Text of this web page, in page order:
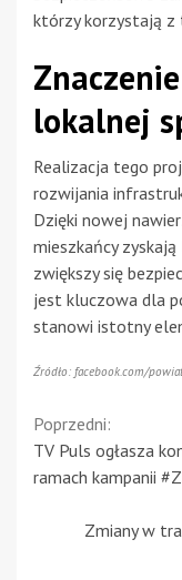
którzy korzystają
lokalnej
Realizacja tego
rozwijania
Dzięki nowej
mieszkańcy
zwiększy się
jest kluczowa dla
stanowi istotny
Źródło: facebook.com/
Continue
Reading
Poprzedni:
TV Puls ogłasza
ramach kampanii
Zmiany w